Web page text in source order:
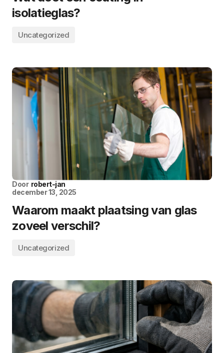
isolatieglas?
Uncategorized
Door robert-jan
december 13, 2025
Waarom maakt plaatsing van glas
zoveel verschil?
Uncategorized